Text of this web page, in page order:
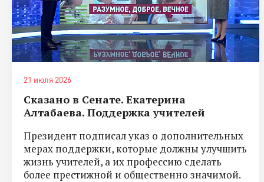
21 июля 2026
Сказано в Сенате. Екатерина
Алтабаева. Поддержка учителей
Президент подписал указ о дополнительных
мерах поддержки, которые должны улучшить
жизнь учителей, а их профессию сделать
более престижной и общественно значимой.